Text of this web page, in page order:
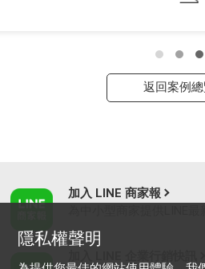
返回案例
加入 LINE 商家報
隱私權聲明